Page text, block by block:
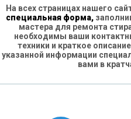
На всех страницах нашего
специальная форма,
мастера для ремонта
необходимы ваши
техники и краткое
указанной информации
вами в